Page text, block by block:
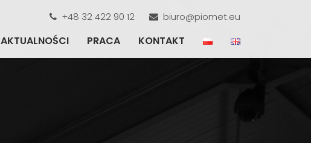
+48 32 422 90 12 biuro@piomet.eu
AKTUALNOŚCI PRACA KONTAKT